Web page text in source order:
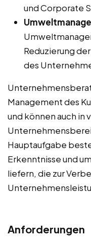
und Corporate
Reduzierung
des
Management des
und können auch in
Hauptaufgabe
Erkenntnisse und
liefern, die zur
Anforderungen